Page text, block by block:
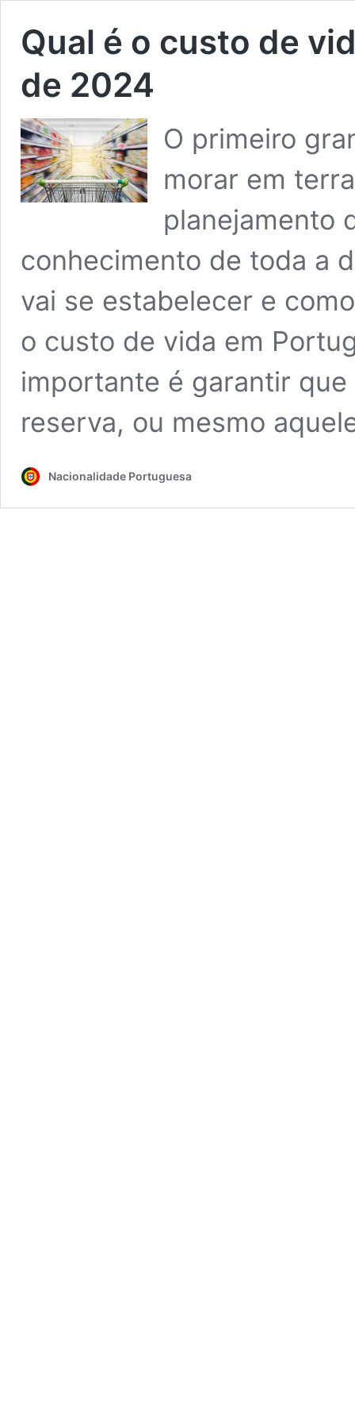
Qual é o custo de
de 2024
O primeiro
morar em
planejamento
conhecimento de toda a
vai se estabelecer e
o custo de vida em
importante é garantir
reserva, ou mesmo
Nacionalidade Portuguesa